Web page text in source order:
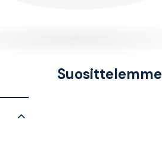
Suosittelemme